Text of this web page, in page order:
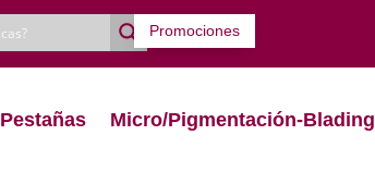
Promociones
Pestañas Micro/Pigmentación-Blading